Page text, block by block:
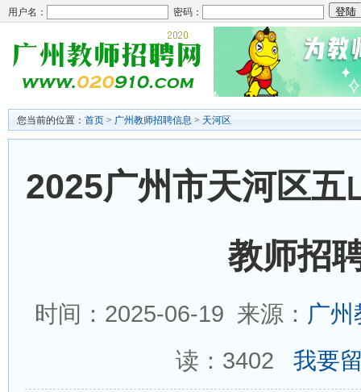
用户名： 密码：
您当前的位置： 首页 > 广州教师招聘信息 > 天河区
2025广州市天河区五
教师招
时间：2025-06-19 来源： 广
读： 3402 我要